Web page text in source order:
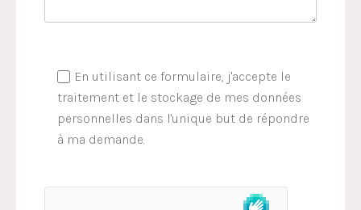
En utilisant ce formulaire, j'accepte le
traitement et le stockage de mes données
personnelles dans l'unique but de répondre
à ma demande.